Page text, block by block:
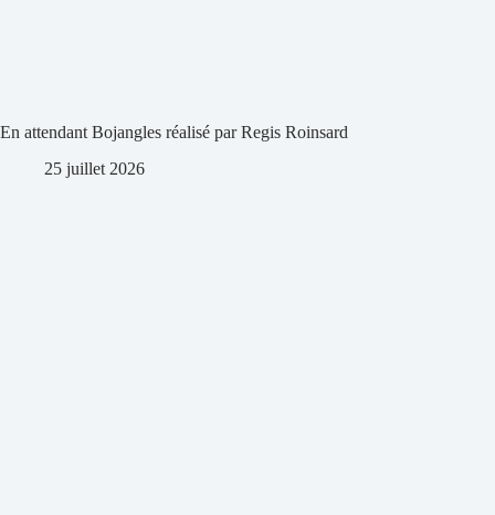
En attendant Bojangles réalisé par Regis Roinsard
25 juillet 2026